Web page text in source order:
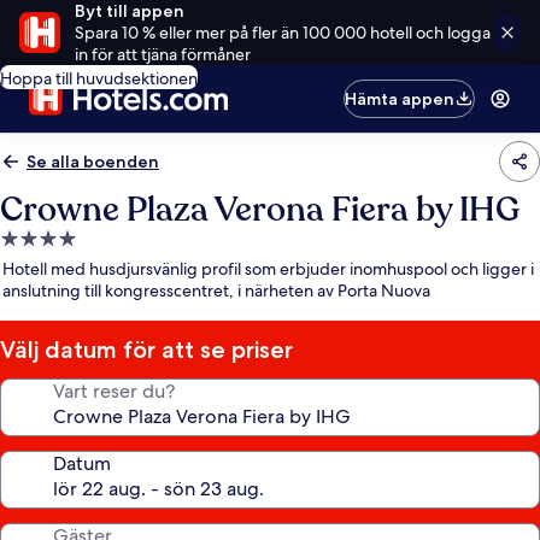
Byt till appen
Spara 10 % eller mer på fler än 100 000 hotell och logga
in för att tjäna förmåner
Hoppa till huvudsektionen
Hämta appen
Se alla boenden
Crowne Plaza Verona Fiera by IHG
4.0-
stjärnigt
boende
Hotell med husdjursvänlig profil som erbjuder inomhuspool och ligger i
anslutning till kongresscentret, i närheten av Porta Nuova
Välj datum för att se priser
Vart reser du?
Datum